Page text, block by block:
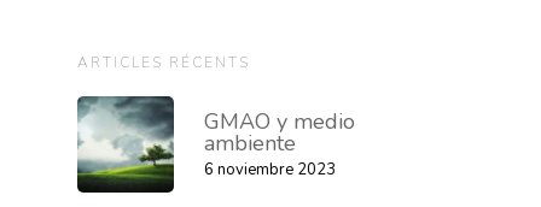
ARTICLES RÉCENTS
GMAO y medio
ambiente
6 noviembre 2023